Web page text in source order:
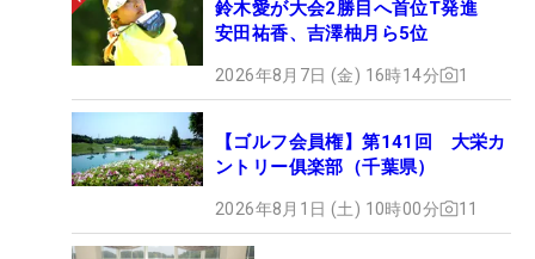
鈴木愛が大会2勝目へ首位T発進
安田祐香、吉澤柚月ら5位
2026年8月7日 (金) 16時14分 1
【ゴルフ会員権】第141回 大栄カ
ントリー俱楽部（千葉県）
2026年8月1日 (土) 10時00分 11